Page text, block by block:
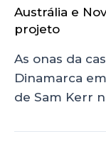
Austrália e
projeto
As onas da
Dinamarca
de Sam Kerr